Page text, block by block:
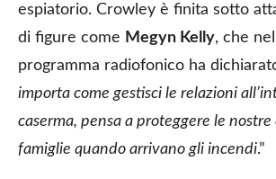
espiatorio. Crowley è finita sotto
di figure come Megyn Kelly, che
programma radiofonico ha
importa come gestisci le relazioni
caserma, pensa a proteggere le nostre
famiglie quando arrivano gli incendi.”